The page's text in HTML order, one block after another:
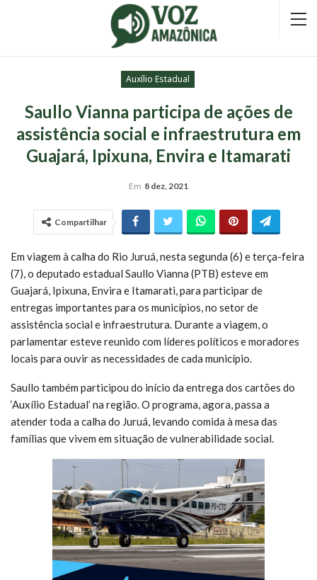
Auxílio Estadual
Saullo Vianna participa de ações de
assistência social e infraestrutura em
Guajará, Ipixuna, Envira e Itamarati
Em 8 dez, 2021
Compartilhar
Em viagem à calha do Rio Juruá, nesta segunda (6) e terça-feira
(7), o deputado estadual Saullo Vianna (PTB) esteve em
Guajará, Ipixuna, Envira e Itamarati, para participar de
entregas importantes para os municípios, no setor de
assistência social e infraestrutura. Durante a viagem, o
parlamentar esteve reunido com líderes políticos e moradores
locais para ouvir as necessidades de cada município.
Saullo também participou do início da entrega dos cartões do
‘Auxílio Estadual’ na região. O programa, agora, passa a
atender toda a calha do Juruá, levando comida à mesa das
famílias que vivem em situação de vulnerabilidade social.